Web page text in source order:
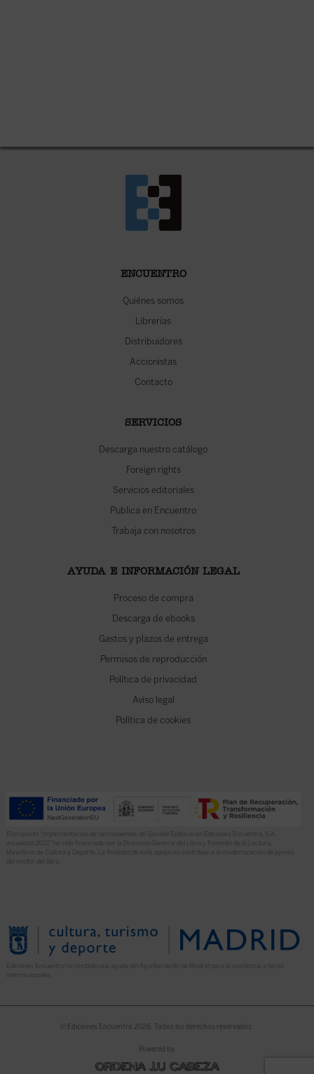
ENCUENTRO
Quiénes somos
Librerías
Distribuidores
Accionistas
Contacto
SERVICIOS
Descarga nuestro catálogo
Foreign rights
Servicios editoriales
Publica en Encuentro
Trabaja con nosotros
AYUDA E INFORMACIÓN LEGAL
Proceso de compra
Descarga de ebooks
Gastos y plazos de entrega
Permisos de reproducción
Política de privacidad
Aviso legal
Política de cookies
El proyecto “Implementación de herramientas de Gestión Editorial en Ediciones Encuentro, S.A.
anualidad 2022” ha sido financiado por la Dirección General del Libro y Fomento de la Lectura,
Ministerio de Cultura y Deporte. La finalidad de este apoyo es contribuir a la modernización de pymes
del sector del libro.
Ediciones Encuentro ha recibido una ayuda del Ayuntamiento de Madrid para la asistencia a ferias
© Ediciones Encuentro 2026. Todos los derechos reservados.
Powered by